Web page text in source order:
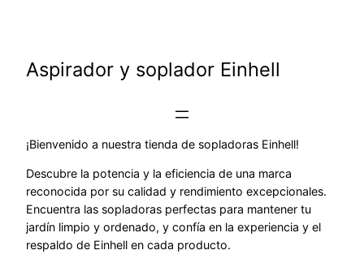
Aspirador y soplador Einhell
¡Bienvenido a nuestra tienda de sopladoras Einhell!
Descubre la potencia y la eficiencia de una marca
reconocida por su calidad y rendimiento excepcionales.
Encuentra las sopladoras perfectas para mantener tu
jardín limpio y ordenado, y confía en la experiencia y el
respaldo de Einhell en cada producto.